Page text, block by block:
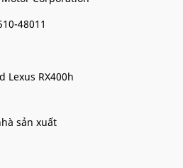
48011
Lexus RX400h
sản xuất